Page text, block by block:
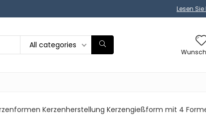
Lesen
All categories
Kerzenherstellung Kerzengießform mit 4